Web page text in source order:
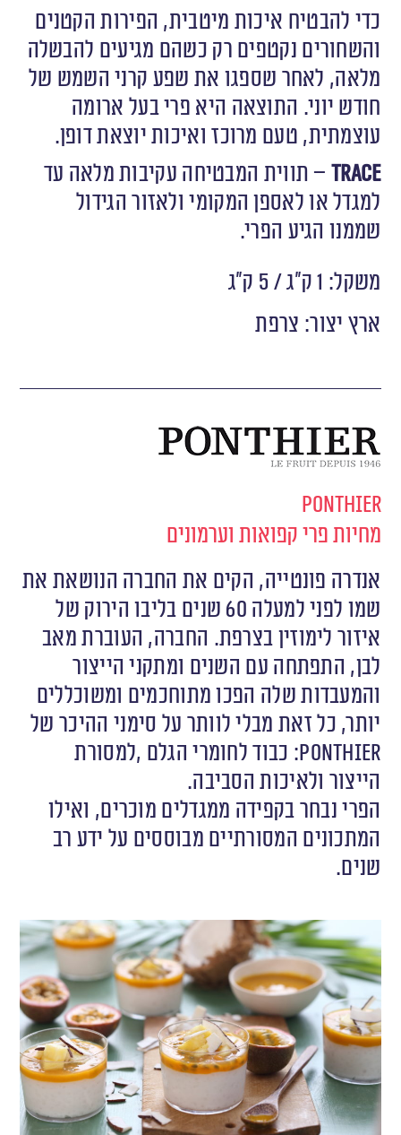
כדי להבטיח איכות מיטבית, הפירות הקטנים
והשחורים נקטפים רק כשהם מגיעים להבשלה
מלאה, לאחר שספגו את שפע קרני השמש של
חודש יוני. התוצאה היא פרי בעל ארומה
עוצמתית, טעם מרוכז ואיכות יוצאת דופן.
TRACE– תווית המבטיחה עקיבות מלאה עד
למגדל או לאספן המקומי ולאזור הגידול
שממנו הגיע הפרי.
משקל: 1 ק״ג / 5 ק"ג
ארץ יצור: צרפת
Ponthier
מחיות פרי קפואות וערמונים
אנדרה‭ ‬פונטייה, ‬הקים‭ ‬את‭ ‬החברה‭ ‬הנושאת‭ ‬את‭
‬שמו‭ ‬לפני‭ ‬למעלה‭ ‬60‭ ‬שנים‭ ‬בליבו‭ ‬הירוק‭ ‬של‭
‬איזור‭ ‬לימוזין‭ ‬בצרפת. ‬החברה, ‬העוברת‭ ‬מאב‭
‬לבן, ‬התפתחה‭ ‬עם‭ ‬השנים‭ ‬ומתקני‭ ‬הייצור‭
‬PONTHIER: ‬כבוד‭ ‬לחומרי‭ ‬הגלם‭,‬‭ ‬למסורת‭
‬הייצור‭ ‬ולאיכות‭ ‬הסביבה. ‬
הפרי‭ ‬נבחר‭ ‬בקפידה‭ ‬ממגדלים‭ ‬מוכרים, ‬ואילו‭
‬שנים. ‬